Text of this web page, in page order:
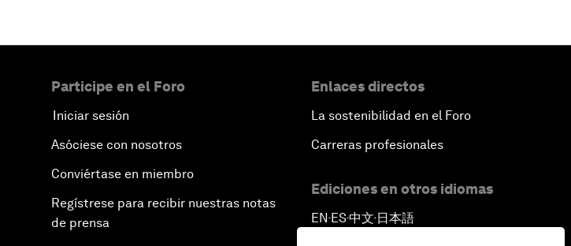
Participe en el Foro
Iniciar sesión
Asóciese con nosotros
Conviértase en miembro
Regístrese para recibir nuestras notas
de prensa
Enlaces directos
La sostenibilidad en el Foro
Carreras profesionales
Ediciones en otros idiomas
EN ▪ES▪中文▪ 日本語